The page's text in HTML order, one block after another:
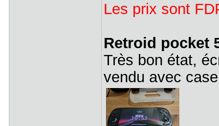
Les prix sont
Retroid pocket
Très bon état,
vendu avec